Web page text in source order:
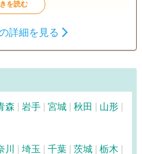
財産調査
詳細を見る
森 岩手 宮城 秋田
山形
川 埼玉 千葉 茨城
栃木